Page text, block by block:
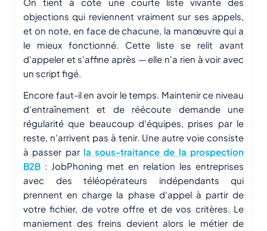
On tient à côté une courte liste vivante des
objections qui reviennent vraiment sur ses appels,
et on note, en face de chacune, la manœuvre qui a
le mieux fonctionné. Cette liste se relit avant
d'appeler et s'affine après — elle n'a rien à voir avec
un script figé.
Encore faut-il en avoir le temps. Maintenir ce niveau
d'entraînement et de réécoute demande une
régularité que beaucoup d'équipes, prises par le
reste, n'arrivent pas à tenir. Une autre voie consiste
à passer par la sous-traitance de la prospection
B2B : JobPhoning met en relation les entreprises
avec des téléopérateurs indépendants qui
prennent en charge la phase d'appel à partir de
votre fichier, de votre offre et de vos critères. Le
maniement des freins devient alors le métier de